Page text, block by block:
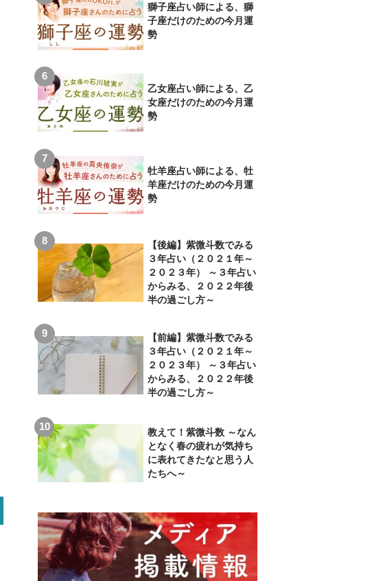
獅子座占い師による、獅
子座だけのための今月運
勢
乙女座占い師による、乙
女座だけのための今月運
勢
牡羊座占い師による、牡
羊座だけのための今月運
勢
【後編】紫微斗数でみる
３年占い（２０２１年～
２０２３年） ～３年占い
からみる、２０２２年後
半の過ごし方～
【前編】紫微斗数でみる
３年占い（２０２１年～
２０２３年） ～３年占い
からみる、２０２２年後
半の過ごし方～
教えて！紫微斗数 ～なん
となく春の疲れが気持ち
に表れてきたなと思う人
たちへ～